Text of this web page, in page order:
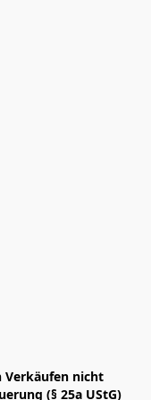
Verkäufen nicht
(§ 25a UStG)